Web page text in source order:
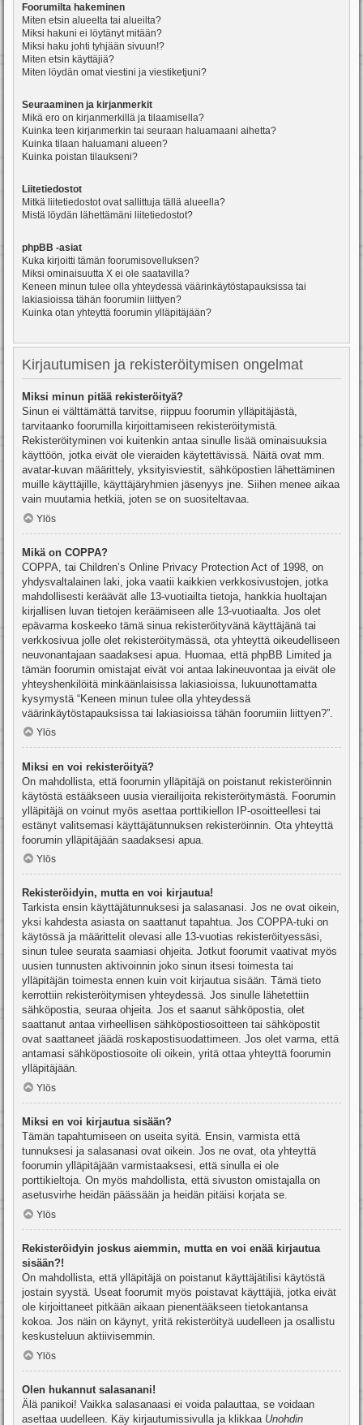
Foorumilta hakeminen
Miten etsin alueelta tai alueilta?
Miksi hakuni ei löytänyt mitään?
Miksi haku johti tyhjään sivuun!?
Miten etsin käyttäjiä?
Miten löydän omat viestini ja viestiketjuni?
Seuraaminen ja kirjanmerkit
Mikä ero on kirjanmerkillä ja tilaamisella?
Kuinka teen kirjanmerkin tai seuraan haluamaani aihetta?
Kuinka tilaan haluamani alueen?
Kuinka poistan tilaukseni?
Liitetiedostot
Mitkä liitetiedostot ovat sallittuja tällä alueella?
Mistä löydän lähettämäni liitetiedostot?
phpBB -asiat
Kuka kirjoitti tämän foorumisovelluksen?
Miksi ominaisuutta X ei ole saatavilla?
Keneen minun tulee olla yhteydessä väärinkäytöstapauksissa tai
lakiasioissa tähän foorumiin liittyen?
Kuinka otan yhteyttä foorumin ylläpitäjään?
Kirjautumisen ja rekisteröitymisen ongelmat
Miksi minun pitää rekisteröityä?
Sinun ei välttämättä tarvitse, riippuu foorumin ylläpitäjästä,
tarvitaanko foorumilla kirjoittamiseen rekisteröitymistä.
Rekisteröityminen voi kuitenkin antaa sinulle lisää ominaisuuksia
käyttöön, jotka eivät ole vieraiden käytettävissä. Näitä ovat mm.
avatar-kuvan määrittely, yksityisviestit, sähköpostien lähettäminen
muille käyttäjille, käyttäjäryhmien jäsenyys jne. Siihen menee aikaa
vain muutamia hetkiä, joten se on suositeltavaa.
Ylös
Mikä on COPPA?
COPPA, tai Children’s Online Privacy Protection Act of 1998, on
yhdysvaltalainen laki, joka vaatii kaikkien verkkosivustojen, jotka
mahdollisesti keräävät alle 13-vuotiailta tietoja, hankkia huoltajan
kirjallisen luvan tietojen keräämiseen alle 13-vuotiaalta. Jos olet
epävarma koskeeko tämä sinua rekisteröityvänä käyttäjänä tai
verkkosivua jolle olet rekisteröitymässä, ota yhteyttä oikeudelliseen
neuvonantajaan saadaksesi apua. Huomaa, että phpBB Limited ja
tämän foorumin omistajat eivät voi antaa lakineuvontaa ja eivät ole
yhteyshenkilöitä minkäänlaisissa lakiasioissa, lukuunottamatta
kysymystä “Keneen minun tulee olla yhteydessä
väärinkäytöstapauksissa tai lakiasioissa tähän foorumiin liittyen?”.
Ylös
Miksi en voi rekisteröityä?
On mahdollista, että foorumin ylläpitäjä on poistanut rekisteröinnin
käytöstä estääkseen uusia vierailijoita rekisteröitymästä. Foorumin
ylläpitäjä on voinut myös asettaa porttikiellon IP-osoitteellesi tai
estänyt valitsemasi käyttäjätunnuksen rekisteröinnin. Ota yhteyttä
foorumin ylläpitäjään saadaksesi apua.
Ylös
Rekisteröidyin, mutta en voi kirjautua!
Tarkista ensin käyttäjätunnuksesi ja salasanasi. Jos ne ovat oikein,
yksi kahdesta asiasta on saattanut tapahtua. Jos COPPA-tuki on
käytössä ja määrittelit olevasi alle 13-vuotias rekisteröityessäsi,
sinun tulee seurata saamiasi ohjeita. Jotkut foorumit vaativat myös
uusien tunnusten aktivoinnin joko sinun itsesi toimesta tai
ylläpitäjän toimesta ennen kuin voit kirjautua sisään. Tämä tieto
kerrottiin rekisteröitymisen yhteydessä. Jos sinulle lähetettiin
sähköpostia, seuraa ohjeita. Jos et saanut sähköpostia, olet
saattanut antaa virheellisen sähköpostiosoitteen tai sähköpostit
ovat saattaneet jäädä roskapostisuodattimeen. Jos olet varma, että
antamasi sähköpostiosoite oli oikein, yritä ottaa yhteyttä foorumin
ylläpitäjään.
Ylös
Miksi en voi kirjautua sisään?
Tämän tapahtumiseen on useita syitä. Ensin, varmista että
tunnuksesi ja salasanasi ovat oikein. Jos ne ovat, ota yhteyttä
foorumin ylläpitäjään varmistaaksesi, että sinulla ei ole
porttikieltoja. On myös mahdollista, että sivuston omistajalla on
asetusvirhe heidän päässään ja heidän pitäisi korjata se.
Ylös
Rekisteröidyin joskus aiemmin, mutta en voi enää kirjautua
sisään?!
On mahdollista, että ylläpitäjä on poistanut käyttäjätilisi käytöstä
jostain syystä. Useat foorumit myös poistavat käyttäjiä, jotka eivät
ole kirjoittaneet pitkään aikaan pienentääkseen tietokantansa
kokoa. Jos näin on käynyt, yritä rekisteröityä uudelleen ja osallistu
keskusteluun aktiivisemmin.
Ylös
Olen hukannut salasanani!
Älä panikoi! Vaikka salasanaasi ei voida palauttaa, se voidaan
asettaa uudelleen. Käy kirjautumissivulla ja klikkaa Unohdin